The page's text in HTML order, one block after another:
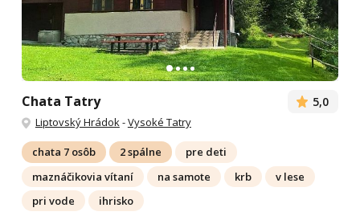
Chata Tatry 5,0
Liptovský Hrádok-Vysoké Tatry
chata 7 osôb 2 spálne
pre deti
maznáčikovia vítaní
na samote krb
v lese
pri vode
ihrisko